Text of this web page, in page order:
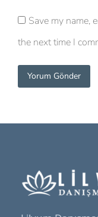
Save my name,
the next time I
Yorum Gönder